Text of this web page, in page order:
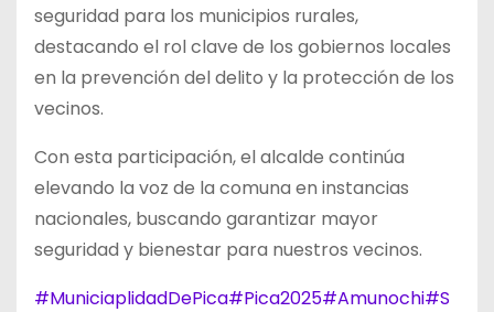
seguridad para los municipios rurales,
destacando el rol clave de los gobiernos locales
en la prevención del delito y la protección de los
vecinos.
Con esta participación, el alcalde continúa
elevando la voz de la comuna en instancias
nacionales, buscando garantizar mayor
seguridad y bienestar para nuestros vecinos.
#MuniciaplidadDePica#Pica2025#Amunochi#S